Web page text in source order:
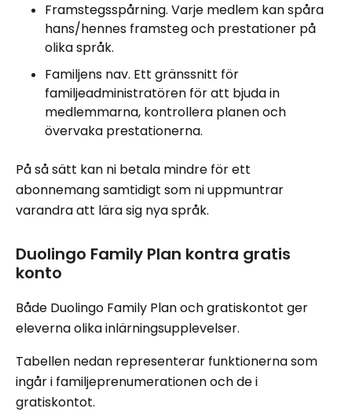
Framstegsspårning. Varje medlem kan spåra
hans/hennes framsteg och prestationer på
olika språk.
Familjens nav. Ett gränssnitt för
familjeadministratören för att bjuda in
medlemmarna, kontrollera planen och
övervaka prestationerna.
På så sätt kan ni betala mindre för ett
abonnemang samtidigt som ni uppmuntrar
varandra att lära sig nya språk.
Duolingo Family Plan kontra gratis
konto
Både Duolingo Family Plan och gratiskontot ger
eleverna olika inlärningsupplevelser.
Tabellen nedan representerar funktionerna som
ingår i familjeprenumerationen och de i
gratiskontot.